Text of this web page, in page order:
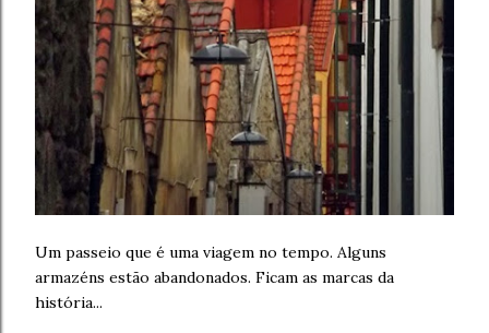
Um passeio que é uma viagem no tempo. Alguns
armazéns estão abandonados. Ficam as marcas da
história...